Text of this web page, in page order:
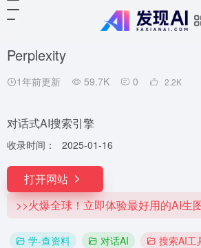
Perplexity
1年前更新 59.7K 0 2.2K
对话式AI搜索引擎
收录时间： 2025-01-16
打开网站
>>火爆全球！立即体验最好用的AI生
学-查资料 对话AI 搜索AI工